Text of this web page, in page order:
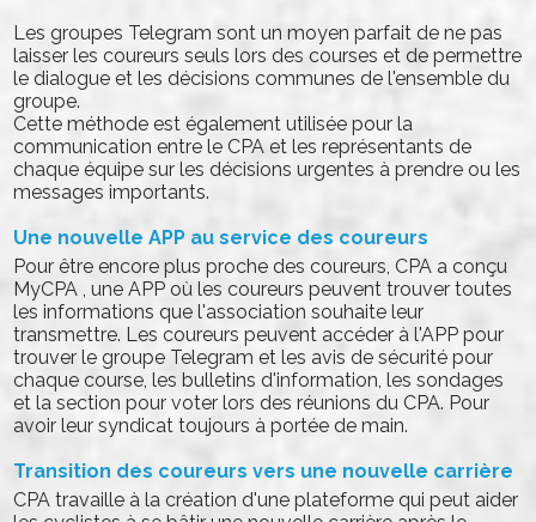
Les groupes Telegram sont un moyen parfait de ne pas
laisser les coureurs seuls lors des courses et de permettre
le dialogue et les décisions communes de l'ensemble du
groupe.
Cette méthode est également utilisée pour la
communication entre le CPA et les représentants de
chaque équipe sur les décisions urgentes à prendre ou les
messages importants.
Une nouvelle APP au service des coureurs
Pour être encore plus proche des coureurs, CPA a conçu
MyCPA , une APP où les coureurs peuvent trouver toutes
les informations que l'association souhaite leur
transmettre. Les coureurs peuvent accéder à l'APP pour
trouver le groupe Telegram et les avis de sécurité pour
chaque course, les bulletins d'information, les sondages
et la section pour voter lors des réunions du CPA. Pour
avoir leur syndicat toujours à portée de main.
Transition des coureurs vers une nouvelle carrière
CPA travaille à la création d'une plateforme qui peut aider